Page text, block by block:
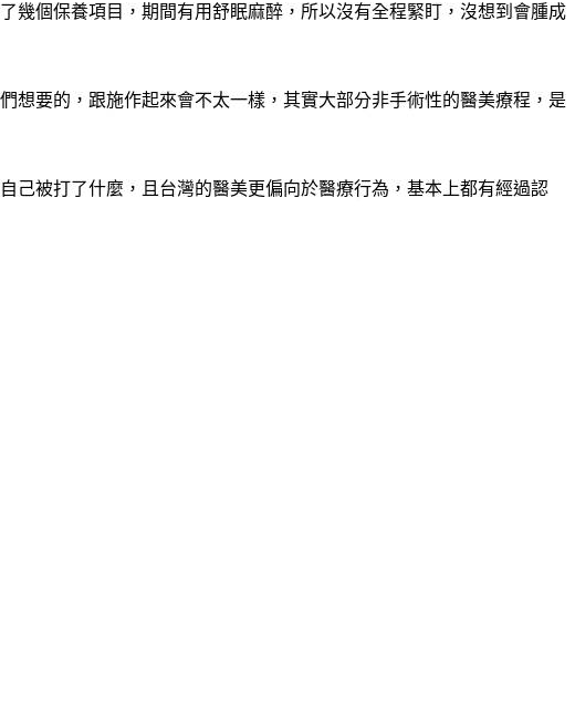
幾個保養項目，期間有用舒眠麻醉，所以沒有全程緊盯，沒想到會腫成
想要的，跟施作起來會不太一樣，其實大部分非手術性的醫美療程，是
己被打了什麼，且台灣的醫美更偏向於醫療行為，基本上都有經過認